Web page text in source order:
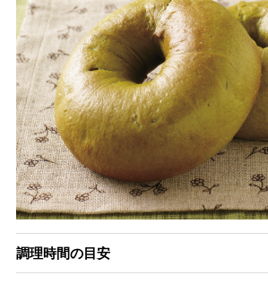
調理時間の目安